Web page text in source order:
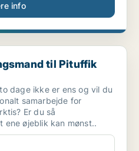
info
Pituffik Space Base....
til Pituffik
dage ikke er ens og vil du
samarbejde for
Er du så
ene øjeblik kan mønst..